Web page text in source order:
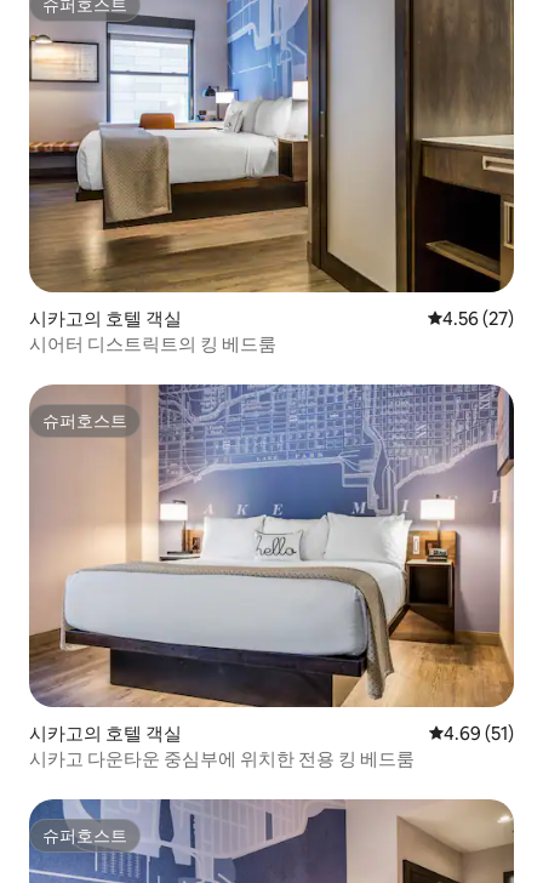
슈퍼호스트
슈퍼호스트
시카고의 호텔 객실 평점 4.56점(5
4.56 (27)
시어터 디스트릭트의 킹 베드룸
슈퍼호스트
슈퍼호스트
시카고의 호텔 객실 평점 4.69점
4.69 (51)
시카고 다운타운 중심부에 위치한 전용 킹 베드룸
슈퍼호스트
슈퍼호스트